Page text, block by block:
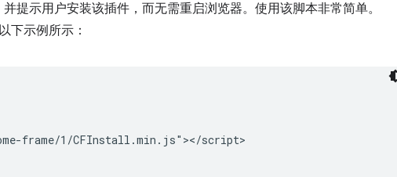
提示用户安装该插件，而无需重启浏览器。使用该脚本非常简单。
下示例所示：
frame/1/CFInstall.min.js"></script>